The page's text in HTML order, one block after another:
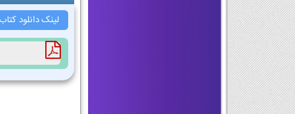
لینک دانلود